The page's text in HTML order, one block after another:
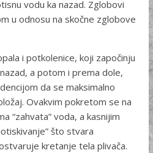
vodu ka nazad. Zglobovi
u odnosu na skočne zglobove
i potkolenice, koji započinju
a potom i prema dole,
da se maksimalno
Ovakvim pokretom se na
“zahvata” voda, a kasnijim
što stvara
kretanje tela plivača.